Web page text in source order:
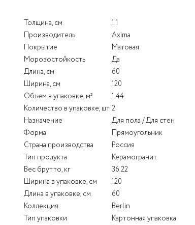
Толщина, см
1.1
Производитель
Axima
Покрытие
Матовая
Морозостойкость
Да
Длина, см
60
Ширина, см
120
Объем в упаковке, м²
1.44
Количество в упаковке, шт 2
Назначение
Для пола / Для стен
Форма
Прямоугольник
Страна производства
Россия
Тип продукта
Керамогранит
Вес брутто, кг
36.22
Ширина в упаковке, см
120
Длина в упаковке, см
60
Коллекция
Berlin
Тип упаковки
Картонная упаковка